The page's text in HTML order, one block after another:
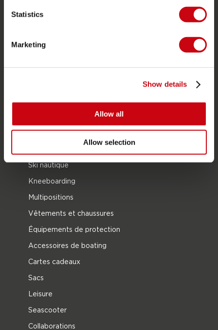
Statistics
Marketing
Show details
Allow all
Allow selection
CATÉGORIES DE PRODUIT
Foil
SUP
Kayaks
Ski nautique
Kneeboarding
Multipositions
Vêtements et chaussures
Équipements de protection
Accessoires de boating
Cartes cadeaux
Sacs
Leisure
Seascooter
Collaborations